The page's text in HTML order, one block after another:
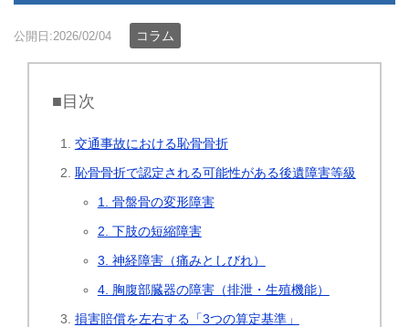
公開日:2026/02/04 コラム
■目次
交通事故における恥骨骨折
恥骨骨折で認定される可能性がある後遺障害等級
1. 骨盤骨の変形障害
2. 下肢の短縮障害
3. 神経障害（痛みとしびれ）
4. 胸腹部臓器の障害（排泄・生殖機能）
損害賠償を左右する「3つの算定基準」